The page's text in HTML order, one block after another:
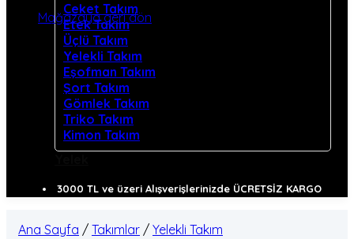
Mağazaya geri dön
Ceket Takım
Etek Takım
Üçlü Takım
Yelekli Takım
Eşofman Takım
Şort Takım
Gömlek Takım
Triko Takım
Kimon Takım
3000 TL ve üzeri Alışverişlerinizde ÜCRETSİZ KARGO
Ana Sayfa / Takımlar / Yelekli Takım